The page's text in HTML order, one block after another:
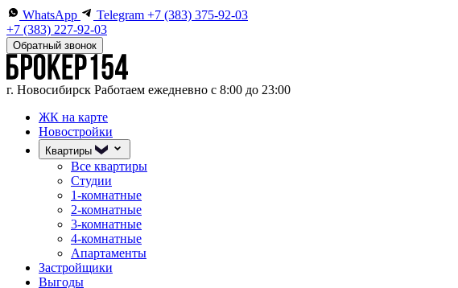
WhatsApp Telegram +7 (383) 375-92-03
+7 (383) 227-92-03
Обратный звонок
г. Новосибирск Работаем ежедневно с 8:00 до 23:00
ЖК на карте
Новостройки
Квартиры
Все квартиры
Студии
1-комнатные
2-комнатные
3-комнатные
4-комнатные
Апартаменты
Застройщики
Выгоды